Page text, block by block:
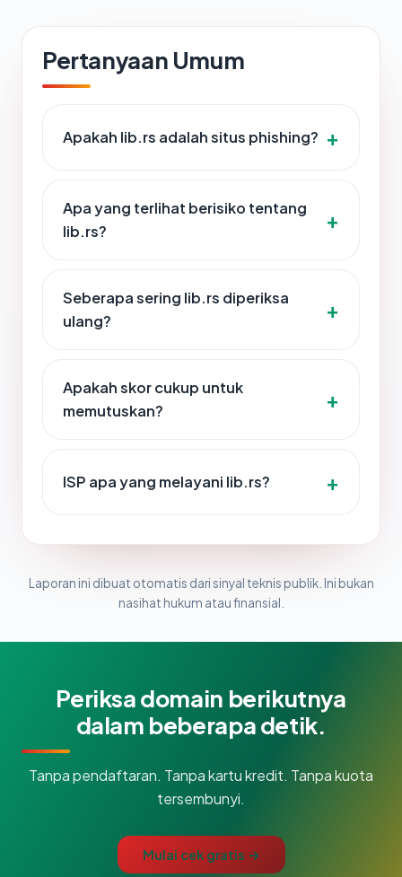
Pertanyaan Umum
Apakah lib.rs adalah situs phishing?
Apa yang terlihat berisiko tentang
lib.rs?
Seberapa sering lib.rs diperiksa
ulang?
Apakah skor cukup untuk
memutuskan?
ISP apa yang melayani lib.rs?
Laporan ini dibuat otomatis dari sinyal teknis publik. Ini bukan
nasihat hukum atau finansial.
Periksa domain berikutnya
dalam beberapa detik.
Tanpa pendaftaran. Tanpa kartu kredit. Tanpa kuota
tersembunyi.
Mulai cek gratis →